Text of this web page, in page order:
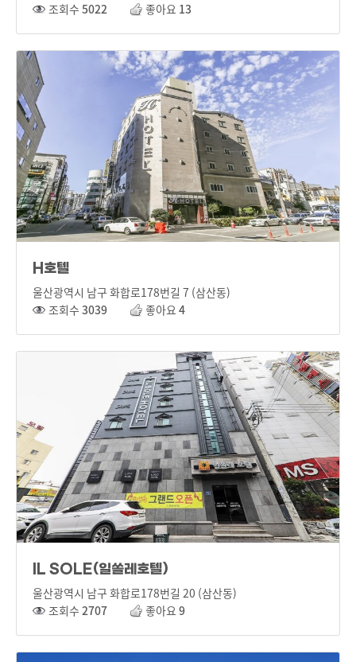
조회수 5022 좋아요 13
H호텔
울산광역시 남구 화합로178번길 7 (삼산동)
조회수 3039 좋아요 4
IL SOLE(일쏠레호텔)
울산광역시 남구 화합로178번길 20 (삼산동)
조회수 2707 좋아요 9